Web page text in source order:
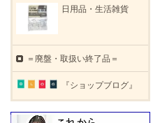
日用品・生活雑貨
＝廃盤・取扱い終了品＝
『ショップブログ』